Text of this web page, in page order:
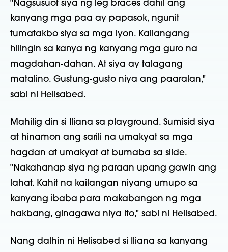
"Nagsusuot siya ng leg braces dahil ang
kanyang mga paa ay papasok, ngunit
tumatakbo siya sa mga iyon. Kailangang
hilingin sa kanya ng kanyang mga guro na
magdahan-dahan. At siya ay talagang
matalino. Gustung-gusto niya ang paaralan,"
sabi ni Helisabed.
Mahilig din si Iliana sa playground. Sumisid siya
at hinamon ang sarili na umakyat sa mga
hagdan at umakyat at bumaba sa slide.
"Nakahanap siya ng paraan upang gawin ang
lahat. Kahit na kailangan niyang umupo sa
kanyang ibaba para makabangon ng mga
hakbang, ginagawa niya ito," sabi ni Helisabed.
Nang dalhin ni Helisabed si Iliana sa kanyang